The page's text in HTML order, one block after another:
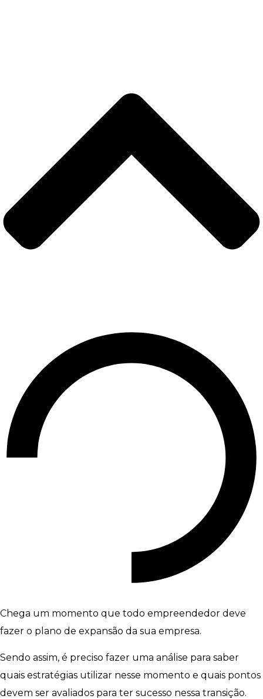
Chega um momento que todo empreendedor deve
fazer o plano de expansão da sua empresa.
Sendo assim, é preciso fazer uma análise para saber
quais estratégias utilizar nesse momento e quais pontos
devem ser avaliados para ter sucesso nessa transição.